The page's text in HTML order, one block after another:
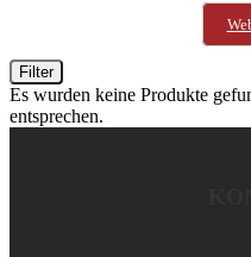
Filter
Es wurden keine Produkte
entsprechen.